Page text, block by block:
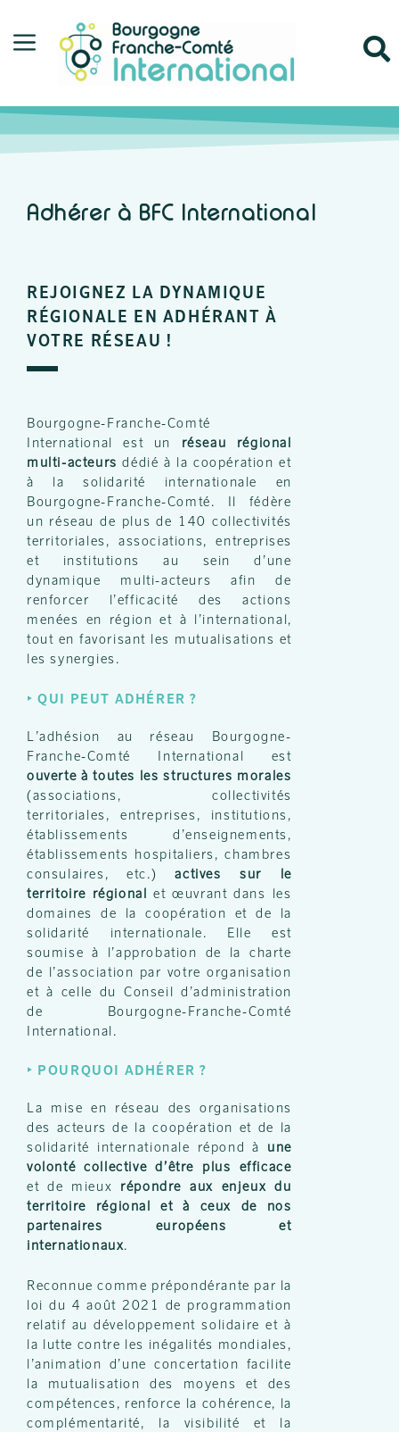
Adhérer à BFC International
REJOIGNEZ LA DYNAMIQUE
RÉGIONALE EN ADHÉRANT À
VOTRE RÉSEAU !
Bourgogne-Franche-Comté
International est un réseau régional
multi-acteurs dédié à la coopération et
à la solidarité internationale en
Bourgogne-Franche-Comté. Il fédère
un réseau de plus de 140 collectivités
territoriales, associations, entreprises
et institutions au sein d’une
dynamique multi-acteurs afin de
renforcer l’efficacité des actions
menées en région et à l’international,
tout en favorisant les mutualisations et
les synergies.
‣QUI PEUT ADHÉRER ?
L’adhésion au réseau Bourgogne-
Franche-Comté International est
ouverte à toutes les structures morales
(associations, collectivités
territoriales, entreprises, institutions,
établissements d’enseignements,
établissements hospitaliers, chambres
consulaires, etc.)actives sur le
territoire régional et œuvrant dans les
domaines de la coopération et de la
solidarité internationale. Elle est
soumise à l’approbation de la charte
de l’association par votre organisation
et à celle du Conseil d’administration
de Bourgogne-Franche-Comté
International.
‣ POURQUOI ADHÉRER ?
La mise en réseau des organisations
des acteurs de la coopération et de la
solidarité internationale répond à une
volonté collective d’être plus efficace
et de mieux répondre aux enjeux du
territoire régional et à ceux de nos
partenaires européens et
internationaux.
Reconnue comme prépondérante par la
loi du 4 août 2021 de programmation
relatif au développement solidaire et à
la lutte contre les inégalités mondiales,
l’animation d’une concertation facilite
la mutualisation des moyens et des
compétences, renforce la cohérence, la
complémentarité, la visibilité et la